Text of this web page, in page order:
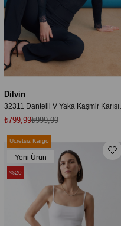
Dilvin
₺799,99₺999,99
Ücretsiz Kargo
Yeni Ürün
%20